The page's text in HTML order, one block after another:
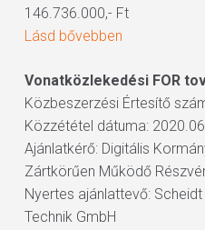
146.736.000,- Ft
Lásd bővebben
Vonatközlekedési FOR
Közbeszerzési Értesítő
Közzététel dátuma:
Ajánlatkérő: Digitális
Zártkörűen Működő
Nyertes ajánlattevő:
Technik GmbH